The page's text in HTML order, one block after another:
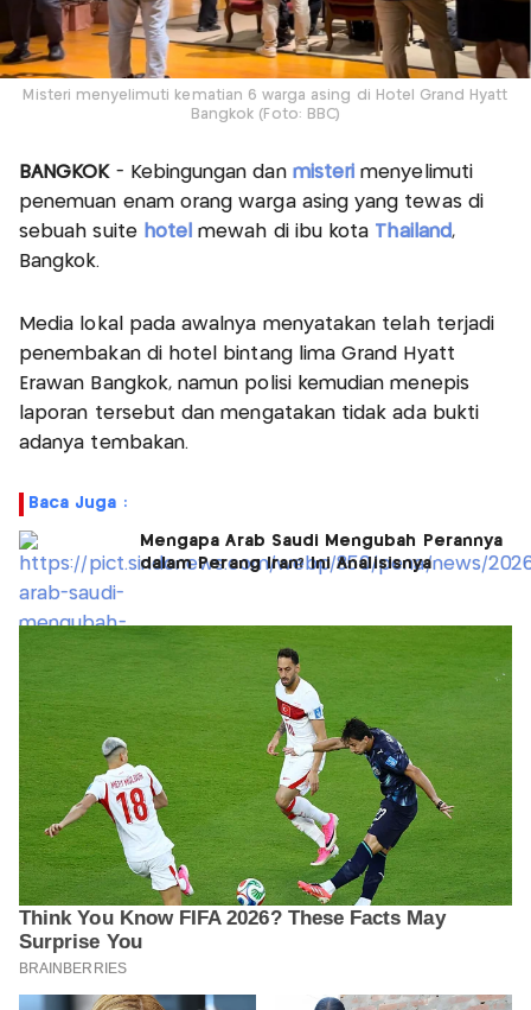
Misteri menyelimuti kematian 6 warga asing di Hotel Grand Hyatt
Bangkok (Foto: BBC)
BANGKOK - Kebingungan dan misterimenyelimuti
penemuan enam orang warga asing yang tewas di
sebuah suite hotelmewah di ibu kota Thailand,
Bangkok.
Media lokal pada awalnya menyatakan telah terjadi
penembakan di hotel bintang lima Grand Hyatt
Erawan Bangkok, namun polisi kemudian menepis
laporan tersebut dan mengatakan tidak ada bukti
adanya tembakan.
Baca Juga :
Mengapa Arab Saudi Mengubah Perannya
dalam Perang Iran? Ini Analisisnya